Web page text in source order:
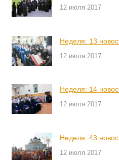
12 июля 2017
Неделя: 13
12 июля 2017
Неделя: 14
12 июля 2017
Неделя: 43
12 июля 2017